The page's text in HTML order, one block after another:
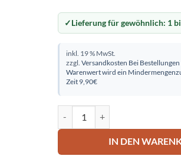
Lieferung für gewöhnlich: 1
inkl. 19 % MwSt.
zzgl. Versandkosten Bei
Warenwert wird ein
Zeit 9,90€
IN DEN